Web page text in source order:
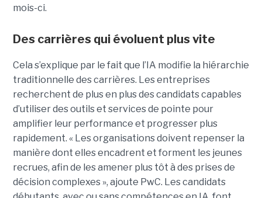
mois-ci.
Des carrières qui évoluent plus vite
Cela s’explique par le fait que l’IA modifie la hiérarchie
traditionnelle des carrières. Les entreprises
recherchent de plus en plus des candidats capables
d’utiliser des outils et services de pointe pour
amplifier leur performance et progresser plus
rapidement. « Les organisations doivent repenser la
manière dont elles encadrent et forment les jeunes
recrues, afin de les amener plus tôt à des prises de
décision complexes », ajoute PwC. Les candidats